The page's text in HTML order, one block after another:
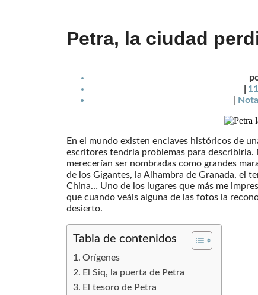
Petra, la ciudad
En el mundo existen enclaves históricos de
escritores tendría problemas para
merecerían ser nombradas como grandes
de los Gigantes, la Alhambra de Granada, el
China… Uno de los lugares que más me
que cuando veáis alguna de las fotos la
desierto.
Tabla de contenidos
Orígenes
El Siq, la puerta de Petra
El tesoro de Petra